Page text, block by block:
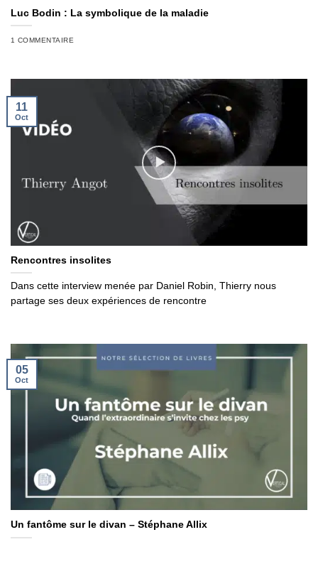
Luc Bodin : La symbolique de la maladie
1 COMMENTAIRE
Rencontres insolites
Dans cette interview menée par Daniel Robin, Thierry nous
partage ses deux expériences de rencontre
11
Oct
Un fantôme sur le divan – Stéphane Allix
05
Oct